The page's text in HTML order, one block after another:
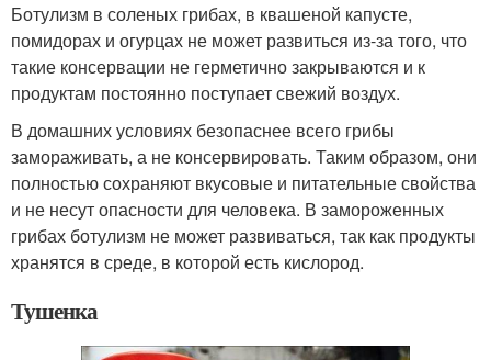
Ботулизм в соленых грибах, в квашеной капусте,
помидорах и огурцах не может развиться из-за того, что
такие консервации не герметично закрываются и к
продуктам постоянно поступает свежий воздух.
В домашних условиях безопаснее всего грибы
замораживать, а не консервировать. Таким образом, они
полностью сохраняют вкусовые и питательные свойства
и не несут опасности для человека. В замороженных
грибах ботулизм не может развиваться, так как продукты
хранятся в среде, в которой есть кислород.
Тушенка